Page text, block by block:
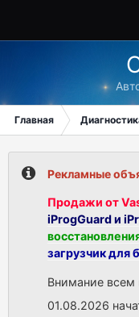
Главная
Рекламные
Продажи от
iProgGuard и
загрузчик для
Внимание всем
01.08.2026